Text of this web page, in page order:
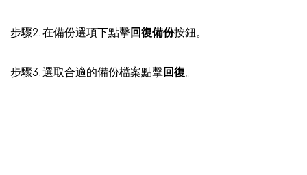
步驟2. 在備份選項下點擊回復備份按鈕。
步驟3. 選取合適的備份檔案點擊回復。